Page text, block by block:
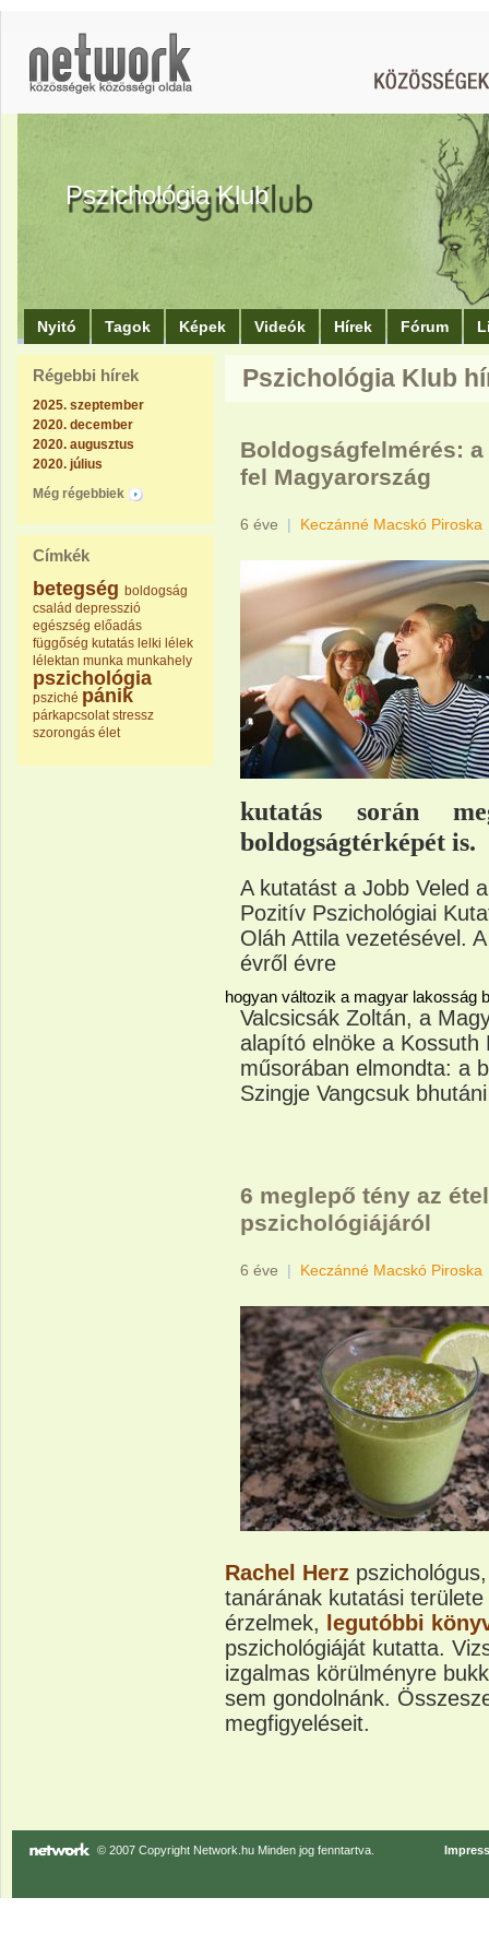
Pszichológia Klub
Nyitó Tagok Képek Videók Hírek Fórum
Régebbi hírek
2025. szeptember
2020. december
2020. augusztus
2020. július
Még régebbiek
Címkék
betegség boldogság
család depresszió
egészség előadás
függőség kutatás lelki lélek
lélektan munka munkahely
pszichológia
psziché pánik
párkapcsolat stressz
szorongás élet
Pszichológia Klub
Boldogságfelmérés:
fel Magyarország
6 éve | Keczánné Macskó Piroska
kutatás során
boldogságtérképét is.
A kutatást a Jobb Veled
Pozitív Pszichológiai
Oláh Attila vezetésével.
évről évre
hogyan változik a magyar lakosság
Valcsicsák Zoltán, a
alapító elnöke a Kossuth
műsorában elmondta: a
Szingje Vangcsuk
6 meglepő tény az
pszichológiájáról
6 éve | Keczánné Macskó Piroska
Rachel Herz
tanárának kutatási
érzelmek,
legutóbbi
pszichológiáját kutatta.
izgalmas körülményre
sem gondolnánk.
megfigyeléseit.
© 2007 Copyright Network.hu Minden jog fenntartva.